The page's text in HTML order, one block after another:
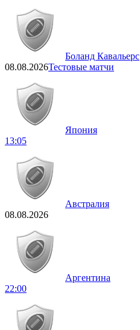
Боланд Кавальерс
08.08.2026Тестовые матчи
Япония
13:05
Австралия
08.08.2026
Аргентина
22:00